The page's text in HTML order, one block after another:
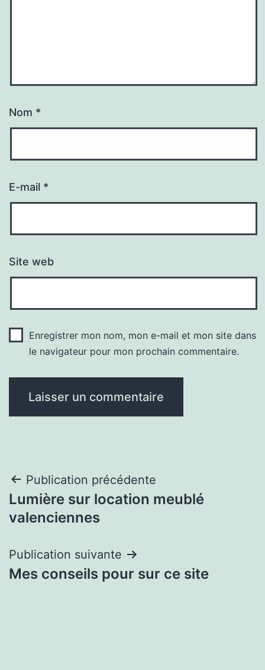
Nom *
E-mail *
Site web
Enregistrer mon nom, mon e-mail et mon site dans
le navigateur pour mon prochain commentaire.
Navigation
de
Publication précédente
Lumière sur location meublé
valenciennes
Publication suivante
Mes conseils pour sur ce site